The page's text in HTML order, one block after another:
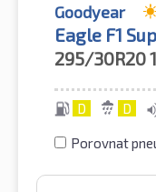
Goodyear
Eagle F1
295/30R20
D D
Porovnat